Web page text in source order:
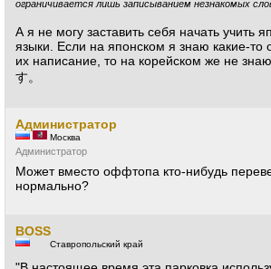
ограничивается лишь записыванием незнакомых
А я не могу заставить себя начать учить
языки. Если на японском я знаю какие-то
их написание, то на корейском же не
す。
Администратор
Москва
Администратор
Может вместо оффтопа кто-нибудь
нормально?
BOSS
Ставропольский край